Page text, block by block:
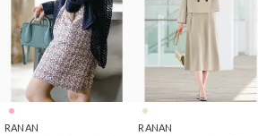
RANAN RANAN